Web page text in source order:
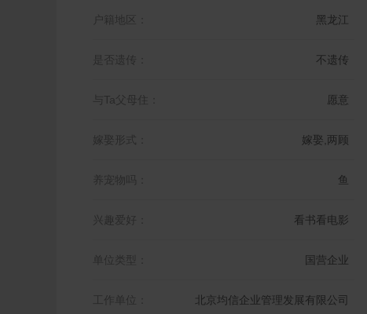
户籍地区： 黑龙江
是否遗传： 不遗传
与Ta父母住： 愿意
嫁娶形式： 嫁娶,两顾
养宠物吗： 鱼
兴趣爱好： 看书看电影
单位类型： 国营企业
工作单位： 北京均信企业管理发展有限公司